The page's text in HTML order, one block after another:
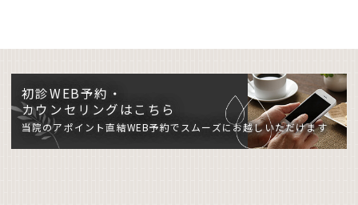
初診WEB予約・
カウンセリングはこちら
当院のアポイント直結WEB予約でスムーズにお越しいただけます